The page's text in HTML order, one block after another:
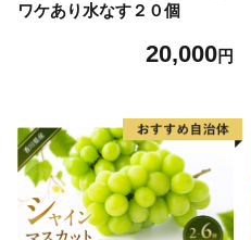
ワケあり水なす２０個
20,000円